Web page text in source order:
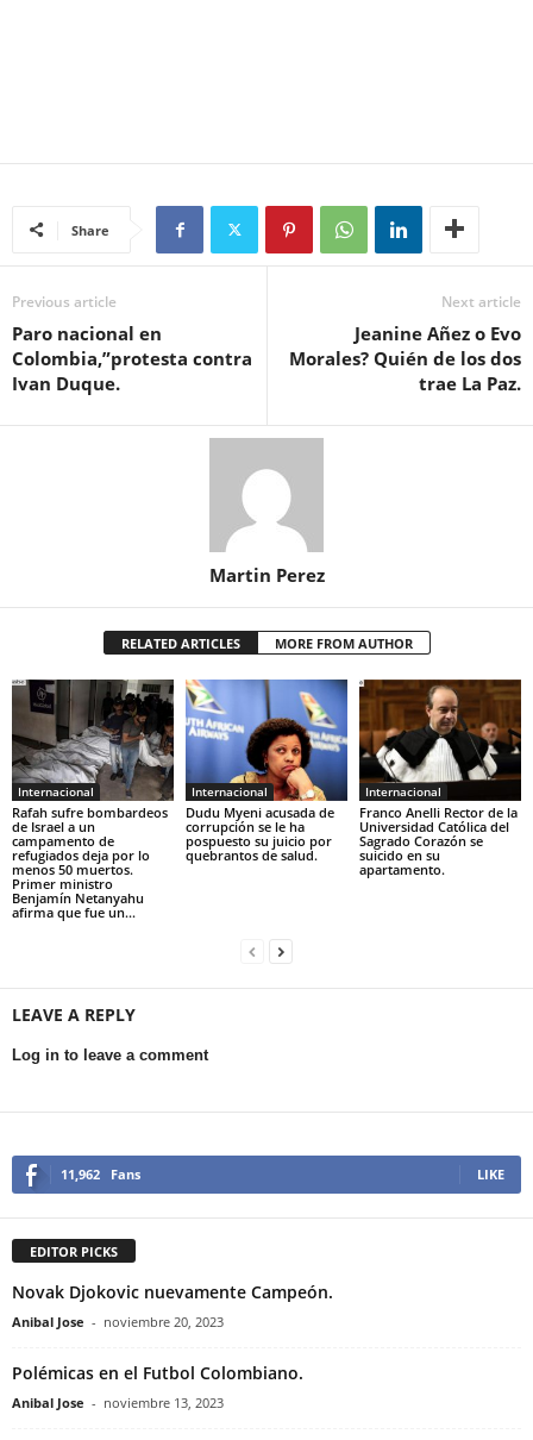
Share
Previous article
Paro nacional en
Colombia,”protesta contra
Ivan Duque.
Next article
Jeanine Añez o Evo
Morales? Quién de los dos
trae La Paz.
Martin Perez
RELATED ARTICLES MORE FROM AUTHOR
Internacional
Rafah sufre bombardeos
de Israel a un
campamento de
refugiados deja por lo
menos 50 muertos.
Primer ministro
Benjamín Netanyahu
afirma que fue un...
Internacional
Dudu Myeni acusada de
corrupción se le ha
pospuesto su juicio por
quebrantos de salud.
Internacional
Franco Anelli Rector de la
Universidad Católica del
Sagrado Corazón se
suicido en su
apartamento.
LEAVE A REPLY
Log in to leave a comment
11,962 Fans LIKE
EDITOR PICKS
Novak Djokovic nuevamente Campeón.
Anibal Jose - noviembre 20, 2023
Polémicas en el Futbol Colombiano.
Anibal Jose - noviembre 13, 2023